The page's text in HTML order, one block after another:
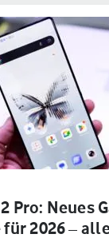
Pro: Neues
2026 –